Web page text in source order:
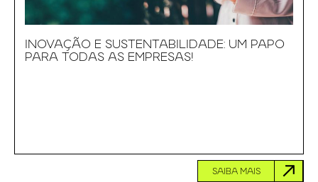
INOVAÇÃO E SUSTENTABILIDADE: UM PAPO
PARA TODAS AS EMPRESAS!
SAIBA MAIS